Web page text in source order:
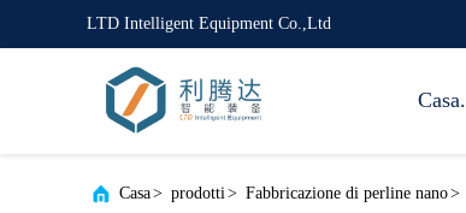
LTD Intelligent Equipment Co.,Ltd
Casa.
Casa> prodotti> Fabbricazione di perline nano>